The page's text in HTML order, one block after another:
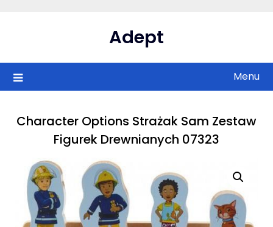
Adept
Menu
Character Options Strażak Sam Zestaw
Figurek Drewnianych 07323